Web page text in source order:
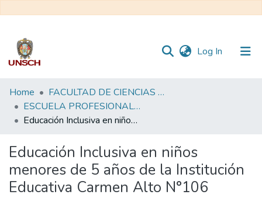
Log In (current)
Communities
&
Collections
Statistics
Home
FACULTAD DE CIENCIAS DE LA EDUCACIÓN
ESCUELA PROFESIONAL DE EDUCACIÓN INICIAL
Educación Inclusiva en niños menores de 5 años de la Institución Educativa Carmen Alto N°106
Educación Inclusiva en niños
menores de 5 años de la Institución
Educativa Carmen Alto N°106